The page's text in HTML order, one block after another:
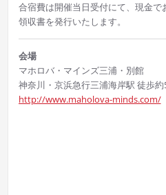
合宿費は開催当日受付にて、現金
領収書を発行いたします。
会場
マホロバ・マインズ三浦・別館
神奈川・京浜急行三浦海岸駅 徒歩約
http://www.maholova-minds.com/